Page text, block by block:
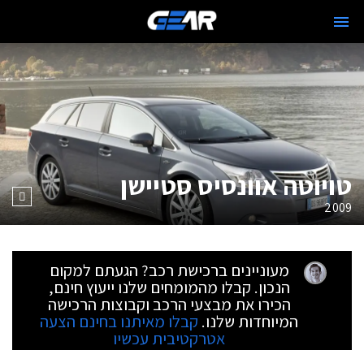
טויוטה אוונסיס סטיישן
2009
מעוניינים ברכישת רכב? הגעתם למקום
הנכון. קבלו מהמומחים שלנו ייעוץ חינם,
הכירו את מבצעי הרכב וקבוצות הרכישה
המיוחדות שלנו. קבלו מאיתנו בחינם הצעה
אטרקטיבית עכשיו